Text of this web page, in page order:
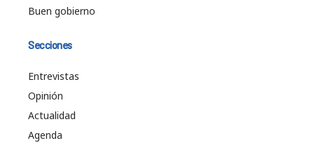
Buen gobierno
Secciones
Entrevistas
Opinión
Actualidad
Agenda